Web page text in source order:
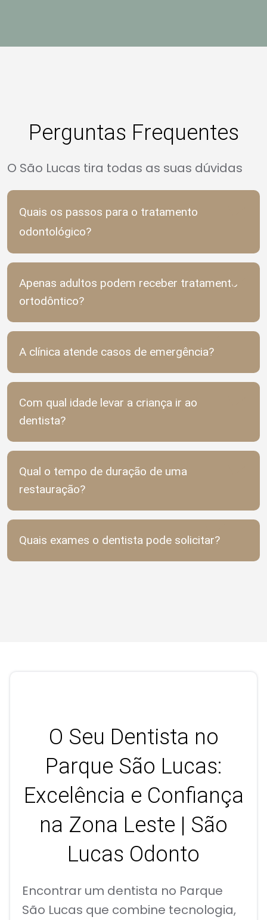
Perguntas Frequentes
O São Lucas tira todas as suas dúvidas
Quais os passos para o tratamento
odontológico?
Apenas adultos podem receber tratamento
ortodôntico?
A clínica atende casos de emergência?
Com qual idade levar a criança ir ao
dentista?
Qual o tempo de duração de uma
restauração?
Quais exames o dentista pode solicitar?
O Seu Dentista no
Parque São Lucas:
Excelência e Confiança
na Zona Leste | São
Lucas Odonto
Encontrar um dentista no Parque
São Lucas que combine tecnologia,